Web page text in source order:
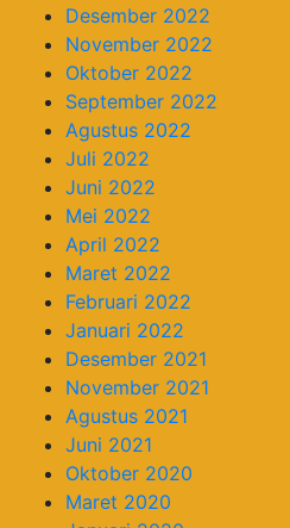
Desember 2022
November 2022
Oktober 2022
September 2022
Agustus 2022
Juli 2022
Juni 2022
Mei 2022
April 2022
Maret 2022
Februari 2022
Januari 2022
Desember 2021
November 2021
Agustus 2021
Juni 2021
Oktober 2020
Maret 2020